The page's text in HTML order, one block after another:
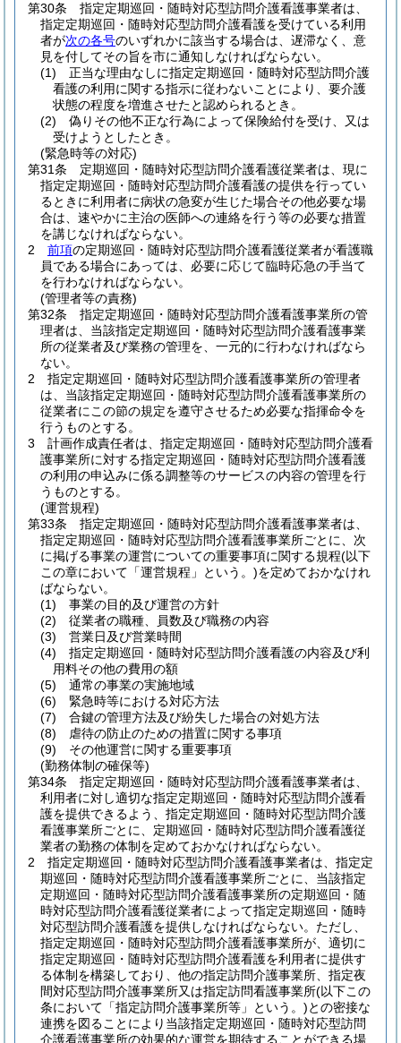
第30条
指定定期巡回・随時対応型訪問介護看護事業者は、
指定定期巡回・随時対応型訪問介護看護を受けている利用
者が次の各号のいずれかに該当する場合は、遅滞なく、意
見を付してその旨を市に通知しなければならない。
(1)
正当な理由なしに指定定期巡回・随時対応型訪問介護
看護の利用に関する指示に従わないことにより、要介護
状態の程度を増進させたと認められるとき。
(2)
偽りその他不正な行為によって保険給付を受け、又は
受けようとしたとき。
(緊急時等の対応)
第31条
定期巡回・随時対応型訪問介護看護従業者は、現に
指定定期巡回・随時対応型訪問介護看護の提供を行ってい
るときに利用者に病状の急変が生じた場合その他必要な場
合は、速やかに主治の医師への連絡を行う等の必要な措置
を講じなければならない。
2
前項の定期巡回・随時対応型訪問介護看護従業者が看護職
員である場合にあっては、必要に応じて臨時応急の手当て
を行わなければならない。
(管理者等の責務)
第32条
指定定期巡回・随時対応型訪問介護看護事業所の管
理者は、当該指定定期巡回・随時対応型訪問介護看護事業
所の従業者及び業務の管理を、一元的に行わなければなら
ない。
2
指定定期巡回・随時対応型訪問介護看護事業所の管理者
は、当該指定定期巡回・随時対応型訪問介護看護事業所の
従業者にこの節の規定を遵守させるため必要な指揮命令を
行うものとする。
3
計画作成責任者は、指定定期巡回・随時対応型訪問介護看
護事業所に対する指定定期巡回・随時対応型訪問介護看護
の利用の申込みに係る調整等のサービスの内容の管理を行
うものとする。
(運営規程)
第33条
指定定期巡回・随時対応型訪問介護看護事業者は、
指定定期巡回・随時対応型訪問介護看護事業所ごとに、次
に掲げる事業の運営についての重要事項に関する規程(以下
この章において「運営規程」という。)を定めておかなけれ
ばならない。
(1)
事業の目的及び運営の方針
(2)
従業者の職種、員数及び職務の内容
(3)
営業日及び営業時間
(4)
指定定期巡回・随時対応型訪問介護看護の内容及び利
用料その他の費用の額
(5)
通常の事業の実施地域
(6)
緊急時等における対応方法
(7)
合鍵の管理方法及び紛失した場合の対処方法
(8)
虐待の防止のための措置に関する事項
(9)
その他運営に関する重要事項
(勤務体制の確保等)
第34条
指定定期巡回・随時対応型訪問介護看護事業者は、
利用者に対し適切な指定定期巡回・随時対応型訪問介護看
護を提供できるよう、指定定期巡回・随時対応型訪問介護
看護事業所ごとに、定期巡回・随時対応型訪問介護看護従
業者の勤務の体制を定めておかなければならない。
2
指定定期巡回・随時対応型訪問介護看護事業者は、指定定
期巡回・随時対応型訪問介護看護事業所ごとに、当該指定
定期巡回・随時対応型訪問介護看護事業所の定期巡回・随
時対応型訪問介護看護従業者によって指定定期巡回・随時
対応型訪問介護看護を提供しなければならない。 ただし、
指定定期巡回・随時対応型訪問介護看護事業所が、適切に
指定定期巡回・随時対応型訪問介護看護を利用者に提供す
る体制を構築しており、他の指定訪問介護事業所、指定夜
間対応型訪問介護事業所又は指定訪問看護事業所(以下この
条において「指定訪問介護事業所等」という。)との密接な
連携を図ることにより当該指定定期巡回・随時対応型訪問
介護看護事業所の効果的な運営を期待することができる場